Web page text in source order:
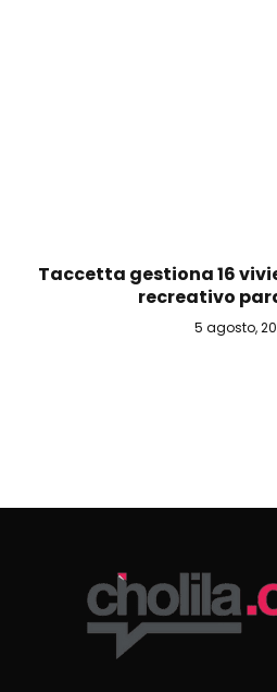
Taccetta gestiona 16
recreativo
5 agosto,